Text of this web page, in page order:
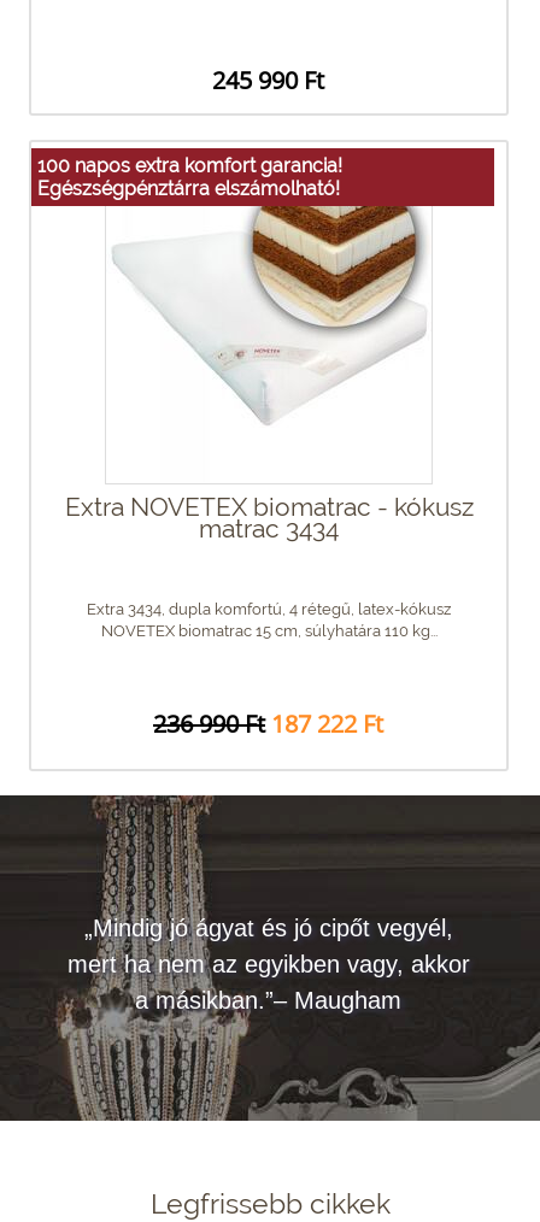
245 990 Ft
100 napos extra komfort garancia!
Egészségpénztárra elszámolható!
Extra NOVETEX biomatrac - kókusz
matrac 3434
Extra 3434, dupla komfortú, 4 rétegű, latex-kókusz
NOVETEX biomatrac 15 cm, súlyhatára 110 kg...
236 990 Ft 187 222 Ft
„Mindig jó ágyat és jó cipőt vegyél,
mert ha nem az egyikben vagy, akkor
a másikban.”– Maugham
Legfrissebb cikkek